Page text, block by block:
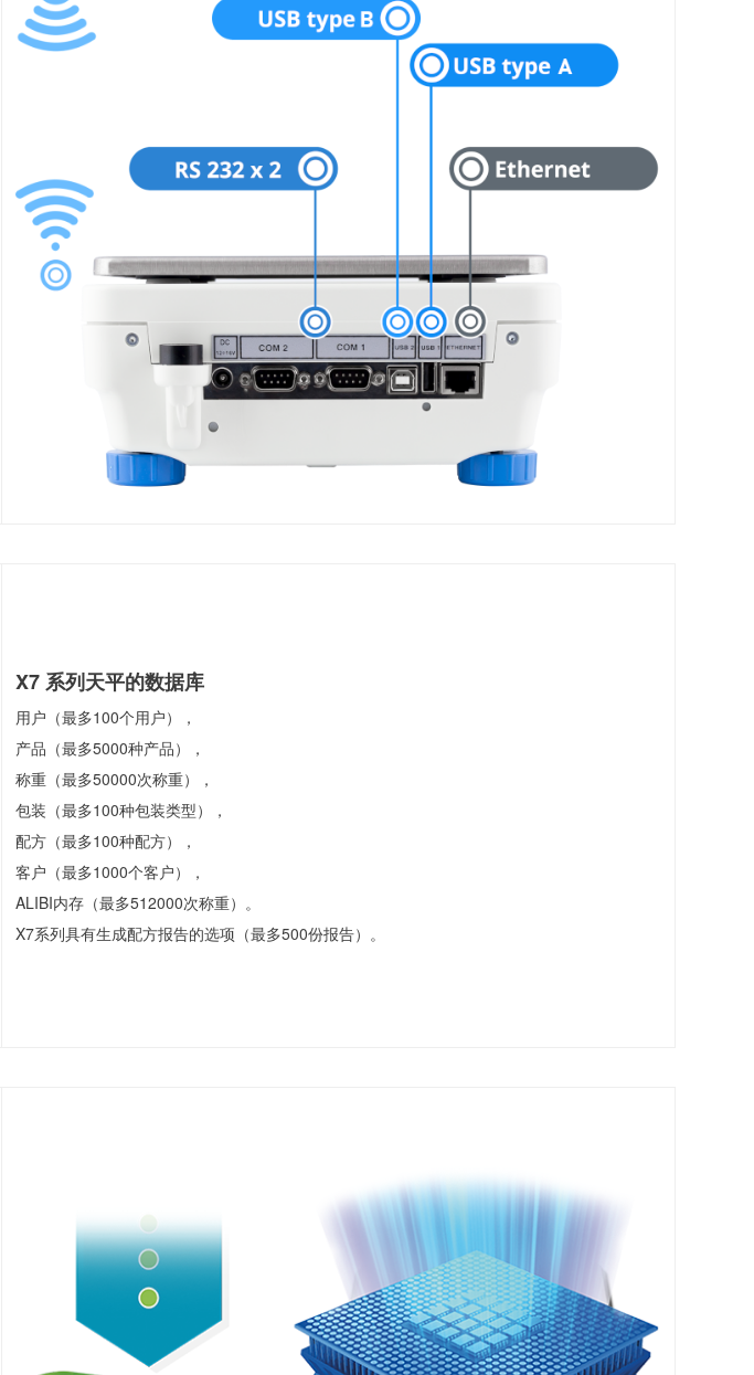
X7 系列天平的数据库
用户（最多100个用户），
产品（最多5000种产品），
称重（最多50000次称重），
包装（最多100种包装类型），
配方（最多100种配方），
客户（最多1000个客户），
ALIBI内存（最多512000次称重）。
X7系列具有生成配方报告的选项（最多500份报告）。